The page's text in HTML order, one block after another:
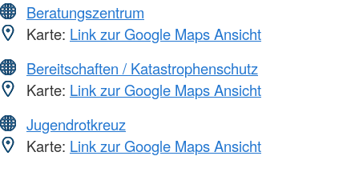
Beratungszentrum
Karte: Link zur Google Maps Ansicht
Bereitschaften / Katastrophenschutz
Karte: Link zur Google Maps Ansicht
Jugendrotkreuz
Karte: Link zur Google Maps Ansicht